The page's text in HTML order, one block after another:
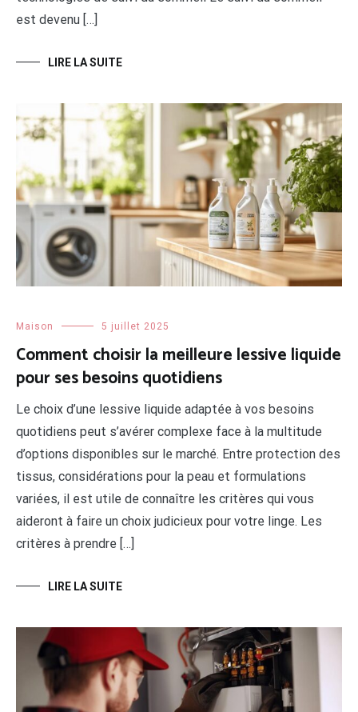
est devenu […]
LIRE LA SUITE
Maison 5 juillet 2025
Comment choisir la meilleure lessive liquide
pour ses besoins quotidiens
Le choix d’une lessive liquide adaptée à vos besoins
quotidiens peut s’avérer complexe face à la multitude
d’options disponibles sur le marché. Entre protection des
tissus, considérations pour la peau et formulations
variées, il est utile de connaître les critères qui vous
aideront à faire un choix judicieux pour votre linge. Les
critères à prendre […]
LIRE LA SUITE